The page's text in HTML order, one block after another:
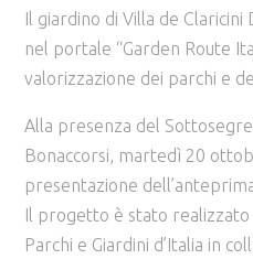
Il giardino di Villa de
nel portale “Garden Route
valorizzazione dei parchi e
Alla presenza del
Bonaccorsi, martedì 20
presentazione
Il progetto è stato realizzato
Parchi e Giardini d’Italia in